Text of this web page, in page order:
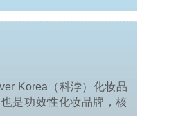
Korea（科浡）化妆品
是功效性化妆品牌，核